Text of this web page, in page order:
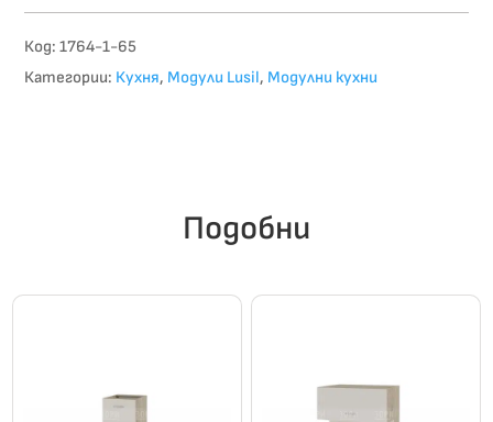
Код:1764-1-65
Категории: Кухня, Модули Lusil, Модулни кухни
Подобни